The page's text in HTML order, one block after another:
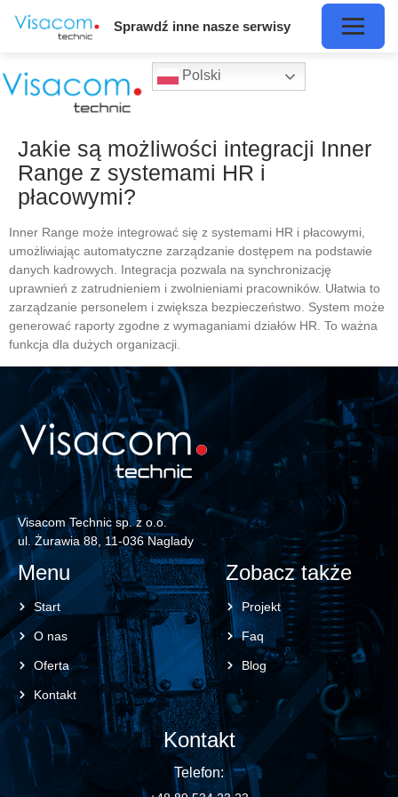
Polski
Jakie są możliwości integracji Inner
Range z systemami HR i
płacowymi?
Inner Range może integrować się z systemami HR i płacowymi,
umożliwiając automatyczne zarządzanie dostępem na podstawie
danych kadrowych. Integracja pozwala na synchronizację
uprawnień z zatrudnieniem i zwolnieniami pracowników. Ułatwia to
zarządzanie personelem i zwiększa bezpieczeństwo. System może
generować raporty zgodne z wymaganiami działów HR. To ważna
funkcja dla dużych organizacji.
Visacom Technic sp. z o.o.
ul. Żurawia 88, 11-036 Naglady
Menu
Start
O nas
Oferta
Kontakt
Zobacz także
Projekt
Faq
Blog
Kontakt
Telefon:
Sprawdź inne nasze serwisy